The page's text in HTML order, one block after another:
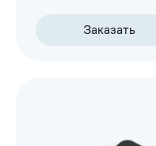
Заказать